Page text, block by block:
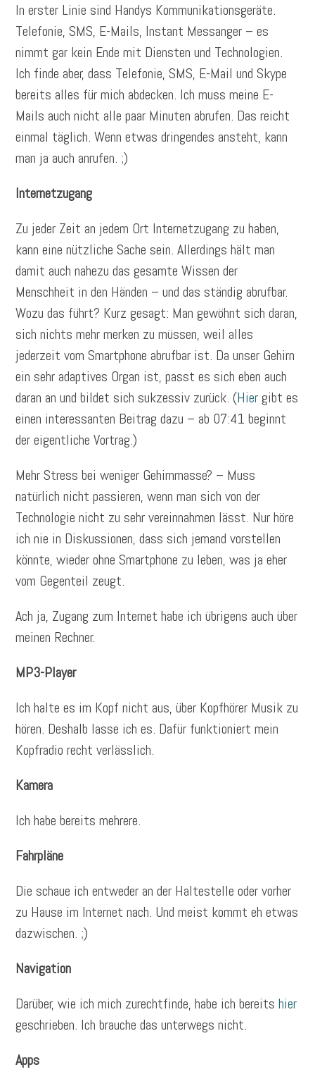
In erster Linie sind Handys Kommunikationsgeräte.
Telefonie, SMS, E-Mails, Instant Messanger – es
nimmt gar kein Ende mit Diensten und Technologien.
Ich finde aber, dass Telefonie, SMS, E-Mail und Skype
bereits alles für mich abdecken. Ich muss meine E-
Mails auch nicht alle paar Minuten abrufen. Das reicht
einmal täglich. Wenn etwas dringendes ansteht, kann
man ja auch anrufen. ;)
Internetzugang
Zu jeder Zeit an jedem Ort Internetzugang zu haben,
kann eine nützliche Sache sein. Allerdings hält man
damit auch nahezu das gesamte Wissen der
Menschheit in den Händen – und das ständig abrufbar.
Wozu das führt? Kurz gesagt: Man gewöhnt sich daran,
sich nichts mehr merken zu müssen, weil alles
jederzeit vom Smartphone abrufbar ist. Da unser Gehirn
ein sehr adaptives Organ ist, passt es sich eben auch
daran an und bildet sich sukzessiv zurück. (Hiergibt es
einen interessanten Beitrag dazu – ab 07:41 beginnt
der eigentliche Vortrag.)
Mehr Stress bei weniger Gehirnmasse? – Muss
natürlich nicht passieren, wenn man sich von der
Technologie nicht zu sehr vereinnahmen lässt. Nur höre
ich nie in Diskussionen, dass sich jemand vorstellen
könnte, wieder ohne Smartphone zu leben, was ja eher
vom Gegenteil zeugt.
Ach ja, Zugang zum Internet habe ich übrigens auch über
meinen Rechner.
MP3-Player
Ich halte es im Kopf nicht aus, über Kopfhörer Musik zu
hören. Deshalb lasse ich es. Dafür funktioniert mein
Kopfradio recht verlässlich.
Kamera
Ich habe bereits mehrere.
Fahrpläne
Die schaue ich entweder an der Haltestelle oder vorher
zu Hause im Internet nach. Und meist kommt eh etwas
dazwischen. ;)
Navigation
Darüber, wie ich mich zurechtfinde, habe ich bereitshier
geschrieben. Ich brauche das unterwegs nicht.
Apps